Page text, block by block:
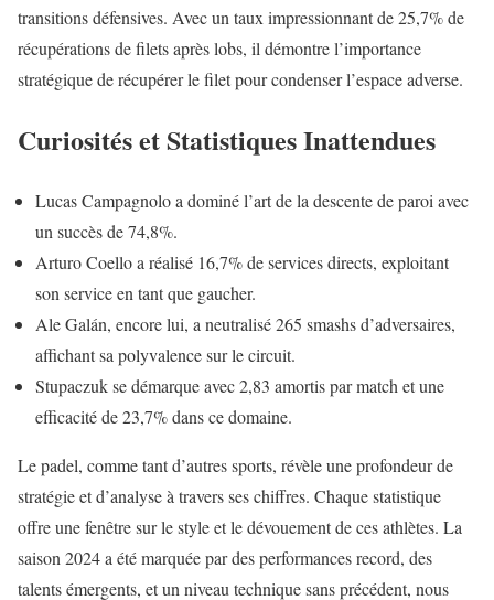
transitions défensives. Avec un taux impressionnant de 25,7% de
récupérations de filets après lobs, il démontre l’importance
stratégique de récupérer le filet pour condenser l’espace adverse.
Curiosités et Statistiques Inattendues
Lucas Campagnolo a dominé l’art de la descente de paroi avec
un succès de 74,8%.
Arturo Coello a réalisé 16,7% de services directs, exploitant
son service en tant que gaucher.
Ale Galán, encore lui, a neutralisé 265 smashs d’adversaires,
affichant sa polyvalence sur le circuit.
Stupaczuk se démarque avec 2,83 amortis par match et une
efficacité de 23,7% dans ce domaine.
Le padel, comme tant d’autres sports, révèle une profondeur de
stratégie et d’analyse à travers ses chiffres. Chaque statistique
offre une fenêtre sur le style et le dévouement de ces athlètes. La
saison 2024 a été marquée par des performances record, des
talents émergents, et un niveau technique sans précédent, nous